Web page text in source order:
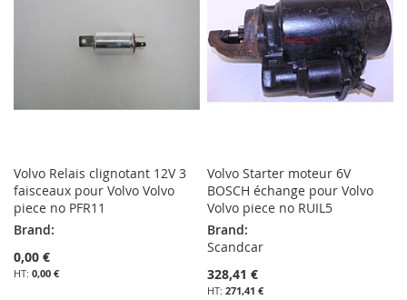
D’ENVIE
D’ENVIE
Volvo Relais clignotant 12V 3
faisceaux pour Volvo Volvo
piece no PFR11
Brand:
0,00 €
0,00 €
Volvo Starter moteur 6V
BOSCH échange pour Volvo
Volvo piece no RUIL5
Brand:
Scandcar
328,41 €
271,41 €